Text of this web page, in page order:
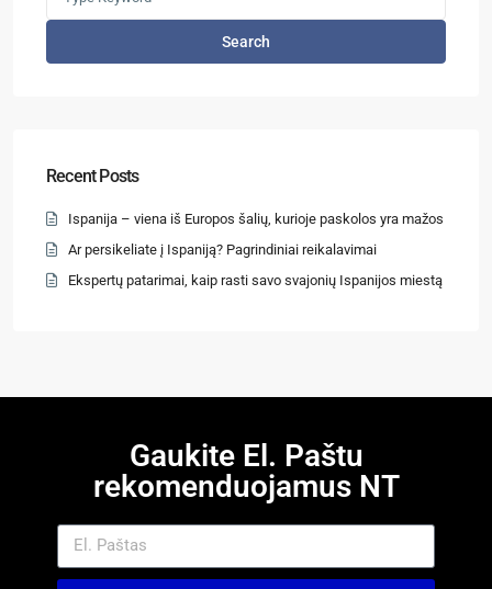
Search
Recent Posts
Ispanija – viena iš Europos šalių, kurioje paskolos yra mažos
Ar persikeliate į Ispaniją? Pagrindiniai reikalavimai
Ekspertų patarimai, kaip rasti savo svajonių Ispanijos miestą
Gaukite El. Paštu
rekomenduojamus NT